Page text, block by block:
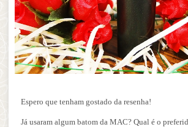
Espero que tenham gostado da resenha!
Já usaram algum batom da MAC? Qual é o